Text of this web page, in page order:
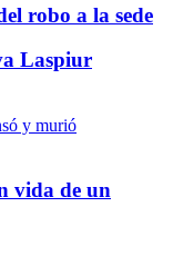
robo a la sede
Laspiur
vida de un